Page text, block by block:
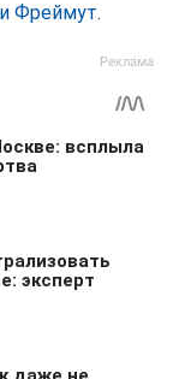
Фреймут.